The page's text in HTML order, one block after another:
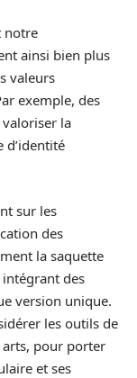
notre
ainsi bien plus
valeurs
exemple, des
la
d’identité
sur les
des
la saquette
des
version unique.
les outils de
pour porter
et ses